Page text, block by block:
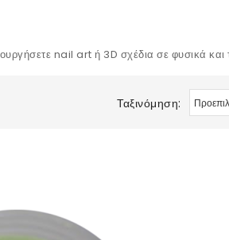
nail art ή 3D σχέδια σε φυσικά και
Ταξινόμηση: